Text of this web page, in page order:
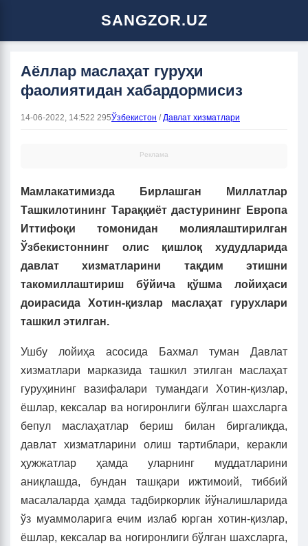
SANGZOR.UZ
Аёллар маслаҳат гуруҳи
фаолиятидан хабардормисиз
14-06-2022, 14:522 295Ўзбекистон /Давлат хизматлари
Реклама
Мамлакатимизда Бирлашган Миллатлар
Ташкилотининг Тараққиёт дастурининг Европа
Иттифоқи томонидан молиялаштирилган
Ўзбекистоннинг олис қишлоқ худудларида
давлат хизматларини тақдим этишни
такомиллаштириш бўйича қўшма лойиҳаси
доирасида Хотин-қизлар маслаҳат гурухлари
ташкил этилган.
Ушбу лойиҳа асосида Бахмал туман Давлат
хизматлари марказида ташкил этилган маслаҳат
гуруҳининг вазифалари тумандаги Хотин-қизлар,
ёшлар, кексалар ва ногиронлиги бўлган шахсларга
бепул маслаҳатлар бериш билан биргаликда,
давлат хизматларини олиш тартиблари, керакли
ҳужжатлар ҳамда уларнинг муддатларини
аниқлашда, бундан ташқари ижтимоий, тиббий
масалаларда ҳамда тадбиркорлик йўналишларида
ўз муаммоларига ечим излаб юрган хотин-қизлар,
ёшлар, кексалар ва ногиронлиги бўлган шахсларга,